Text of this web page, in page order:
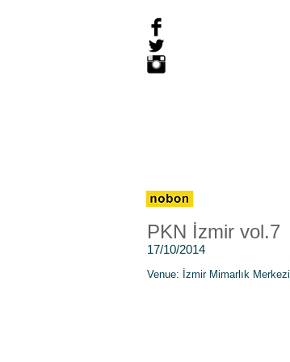
17/10/2014
Venue: İzmir Mimarlık Merkezi
PKN İzmir vol.7